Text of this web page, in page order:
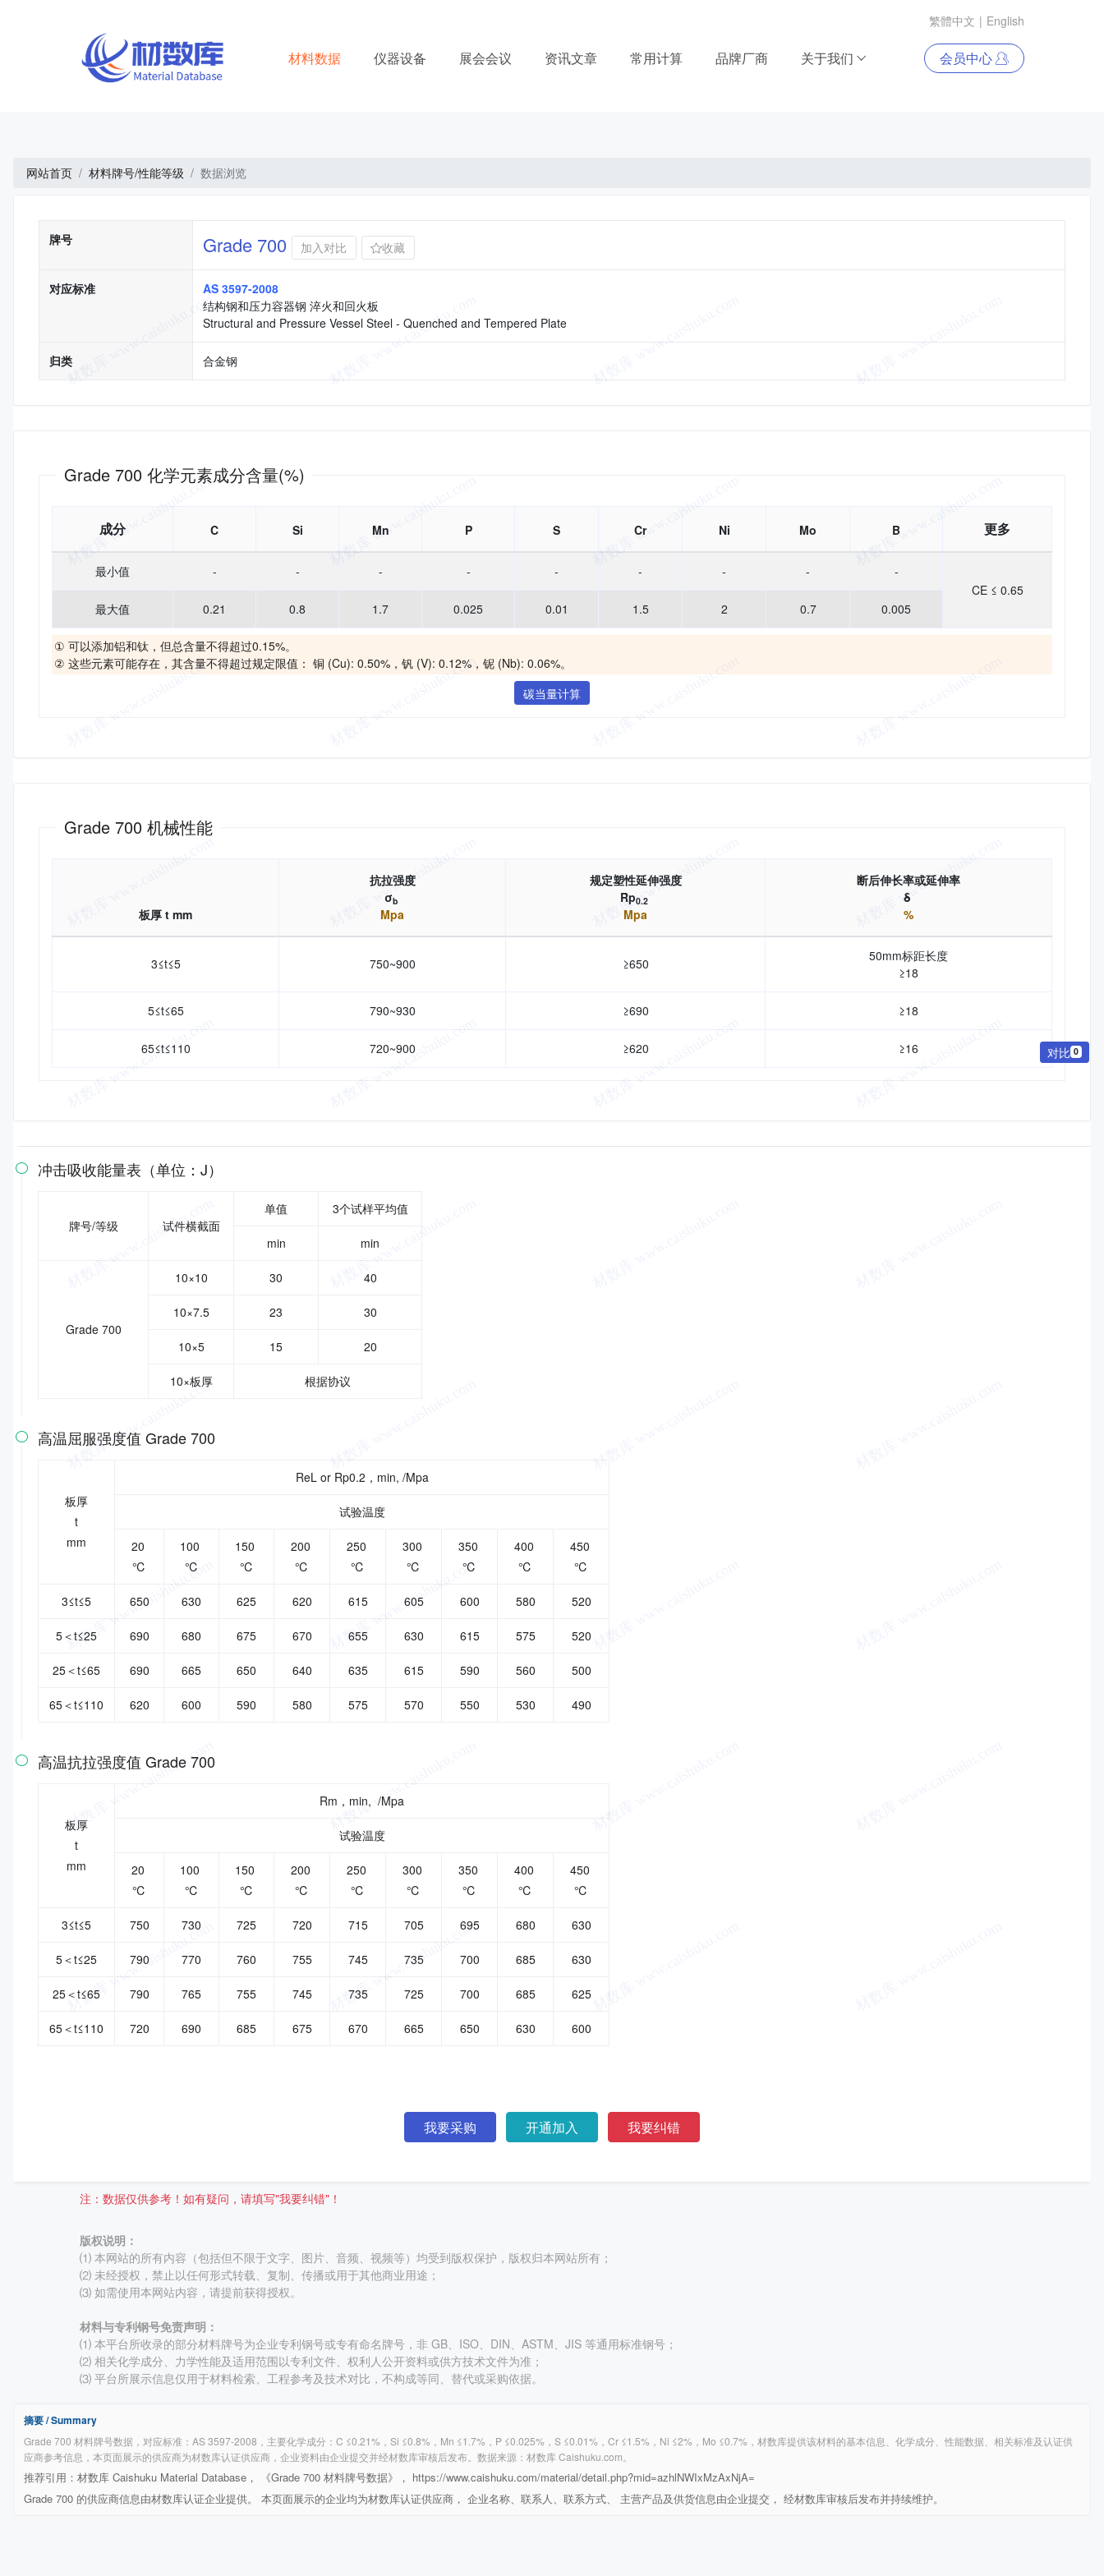
繁體中文 | English
材料数据 仪器设备 展会会议 资讯文章 常用计算 品牌厂商 关于我们 会员中心
网站首页 材料牌号/性能等级 数据浏览
牌号 Grade 700 加入对比 收藏
对应标准
AS 3597-2008
结构钢和压力容器钢 淬火和回火板
Structural and Pressure Vessel Steel - Quenched and Tempered Plate
归类 合金钢
Grade 700 化学元素成分含量(%)
成分 C Si Mn P S Cr Ni Mo B 更多
最小值 - - - - - - - -
-
CE ≤ 0.65
最大值
0.21 0.8 1.7 0.025 0.01 1.5 2 0.7 0.005
① 可以添加铝和钛，但总含量不得超过0.15%。
② 这些元素可能存在，其含量不得超过规定限值： 铜 (Cu): 0.50%，钒 (V): 0.12%，铌 (Nb): 0.06%。
碳当量计算
Grade 700 机械性能
板厚 t mm
抗拉强度
σb
Mpa
规定塑性延伸强度
Rp0.2
Mpa
断后伸长率或延伸率
δ
%
3≤t≤5 750~900 ≥650
50mm标距长度
≥18
5≤t≤65 790~930 ≥690 ≥18
65≤t≤110 720~900 ≥620 ≥16
 冲击吸收能量表（单位：J）
牌号/等级 试件横截面
单值 3个试样平均值
min min
Grade 700
10×10 30 40
10×7.5 23 30
10×5 15 20
10×板厚 根据协议
 高温屈服强度值 Grade 700
板厚
t
mm
ReL or Rp0.2，min, /Mpa
试验温度
20
℃
100
℃
150
℃
200
℃
250
℃
300
℃
350
℃
400
℃
450
℃
3≤t≤5 650 630 625 620 615 605 600 580 520
5＜t≤25 690 680 675 670 655 630 615 575 520
25＜t≤65 690 665 650 640 635 615 590 560 500
65＜t≤110 620 600 590 580 575 570 550 530 490
 高温抗拉强度值 Grade 700
板厚
t
mm
Rm，min, /Mpa
试验温度
20
℃
100
℃
150
℃
200
℃
250
℃
300
℃
350
℃
400
℃
450
℃
3≤t≤5 750 730 725 720 715 705 695 680 630
5＜t≤25 790 770 760 755 745 735 700 685 630
25＜t≤65 790 765 755 745 735 725 700 685 625
65＜t≤110 720 690 685 675 670 665 650 630 600
我要采购 开通加入 我要纠错
注：数据仅供参考！如有疑问，请填写"我要纠错"！
版权说明：
⑴ 本网站的所有内容（包括但不限于文字、图片、音频、视频等）均受到版权保护，版权归本网站所有；
⑵ 未经授权，禁止以任何形式转载、复制、传播或用于其他商业用途；
⑶ 如需使用本网站内容，请提前获得授权。
材料与专利钢号免责声明：
⑴ 本平台所收录的部分材料牌号为企业专利钢号或专有命名牌号，非 GB、ISO、DIN、ASTM、JIS 等通用标准钢号；
⑵ 相关化学成分、力学性能及适用范围以专利文件、权利人公开资料或供方技术文件为准；
⑶ 平台所展示信息仅用于材料检索、工程参考及技术对比，不构成等同、替代或采购依据。
摘要 / Summary
Grade 700 材料牌号数据，对应标准：AS 3597-2008，主要化学成分：C ≤0.21%，Si ≤0.8%，Mn ≤1.7%，P ≤0.025%，S ≤0.01%，Cr ≤1.5%，Ni ≤2%，Mo ≤0.7%，材数库提供该材料的基本信息、化学成分、性能数据、相关标准及认证供
应商参考信息，本页面展示的供应商为材数库认证供应商，企业资料由企业提交并经材数库审核后发布。数据来源：材数库 Caishuku.com。
推荐引用：材数库 Caishuku Material Database， 《Grade 700 材料牌号数据》， https://www.caishuku.com/material/detail.php?mid=azhlNWIxMzAxNjA=
Grade 700 的供应商信息由材数库认证企业提供。 本页面展示的企业均为材数库认证供应商， 企业名称、联系人、联系方式、 主营产品及供货信息由企业提交， 经材数库审核后发布并持续维护。
对比 0